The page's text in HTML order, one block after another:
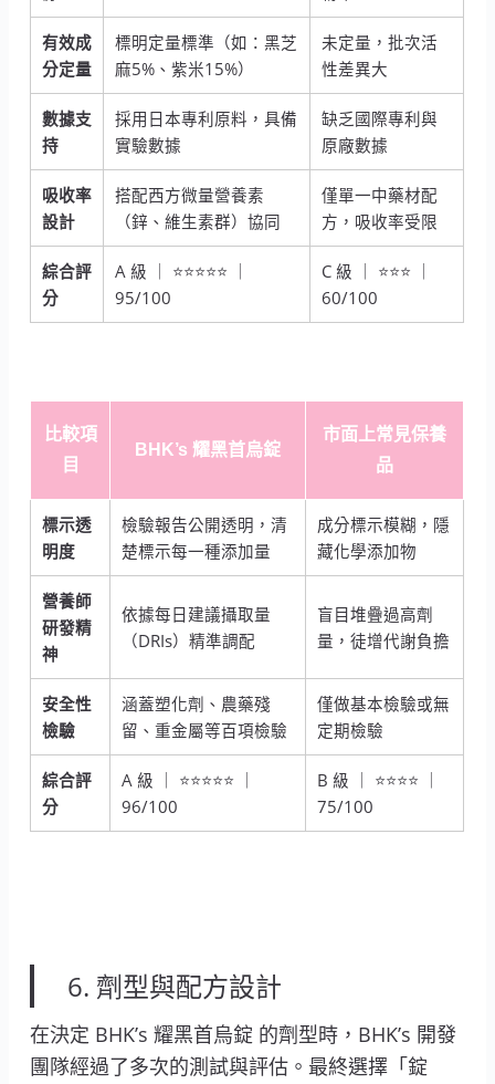
有效成
分定量
標明定量標準（如：黑芝
麻5%、紫米15%）
未定量，批次活
性差異大
數據支
持
採用日本專利原料，具備
實驗數據
缺乏國際專利與
原廠數據
吸收率
設計
搭配西方微量營養素
（鋅、維生素群）協同
僅單一中藥材配
方，吸收率受限
綜合評
分
A 級 ｜ ⭐⭐⭐⭐⭐ ｜
95/100
C 級 ｜ ⭐⭐⭐ ｜
60/100
比較項
目
BHK’s 耀黑首烏錠
市面上常見保養
品
標示透
明度
檢驗報告公開透明，清
楚標示每一種添加量
成分標示模糊，隱
藏化學添加物
營養師
研發精
神
依據每日建議攝取量
（DRIs）精準調配
盲目堆疊過高劑
量，徒增代謝負擔
安全性
檢驗
涵蓋塑化劑、農藥殘
留、重金屬等百項檢驗
僅做基本檢驗或無
定期檢驗
綜合評
分
A 級 ｜ ⭐⭐⭐⭐⭐ ｜
96/100
B 級 ｜ ⭐⭐⭐⭐ ｜
75/100
6. 劑型與配方設計
在決定 BHK’s 耀黑首烏錠 的劑型時，BHK’s 開發
團隊經過了多次的測試與評估。最終選擇「錠